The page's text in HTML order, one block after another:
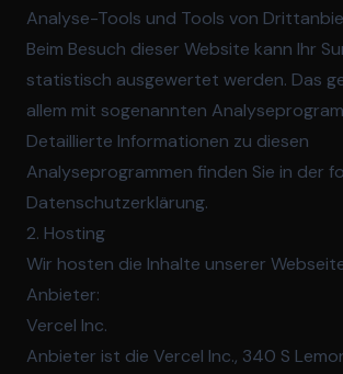
Analyse-Tools und Tools von
Beim Besuch dieser Website kann Ihr
statistisch ausgewertet werden. Das
allem mit sogenannten
Detaillierte Informationen zu diesen
Analyseprogrammen finden Sie in der
Datenschutzerklärung.
2. Hosting
Wir hosten die Inhalte unserer
Anbieter:
Vercel Inc.
Anbieter ist die Vercel Inc., 340 S